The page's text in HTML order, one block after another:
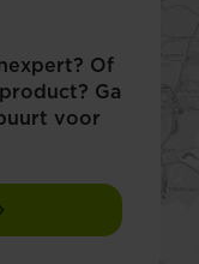
Of
Ga
voor